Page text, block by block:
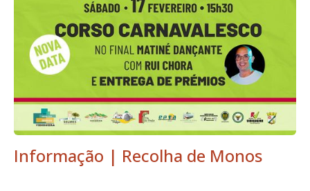
Informação | Recolha de Monos